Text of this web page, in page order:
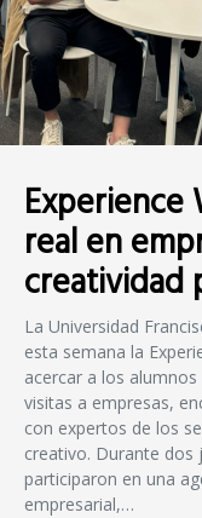
real en
creatividad
La Universidad
esta semana la
acercar a los
visitas a empresas,
con expertos de los
creativo. Durante dos
participaron en una
empresarial,…